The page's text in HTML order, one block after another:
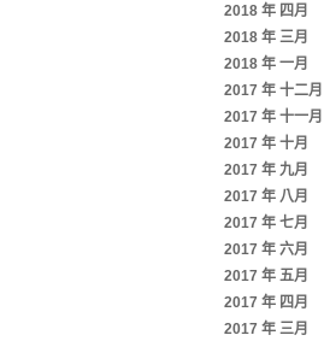
2018 年 四月
2018 年 三月
2018 年 一月
2017 年 十二月
2017 年 十一月
2017 年 十月
2017 年 九月
2017 年 八月
2017 年 七月
2017 年 六月
2017 年 五月
2017 年 四月
2017 年 三月